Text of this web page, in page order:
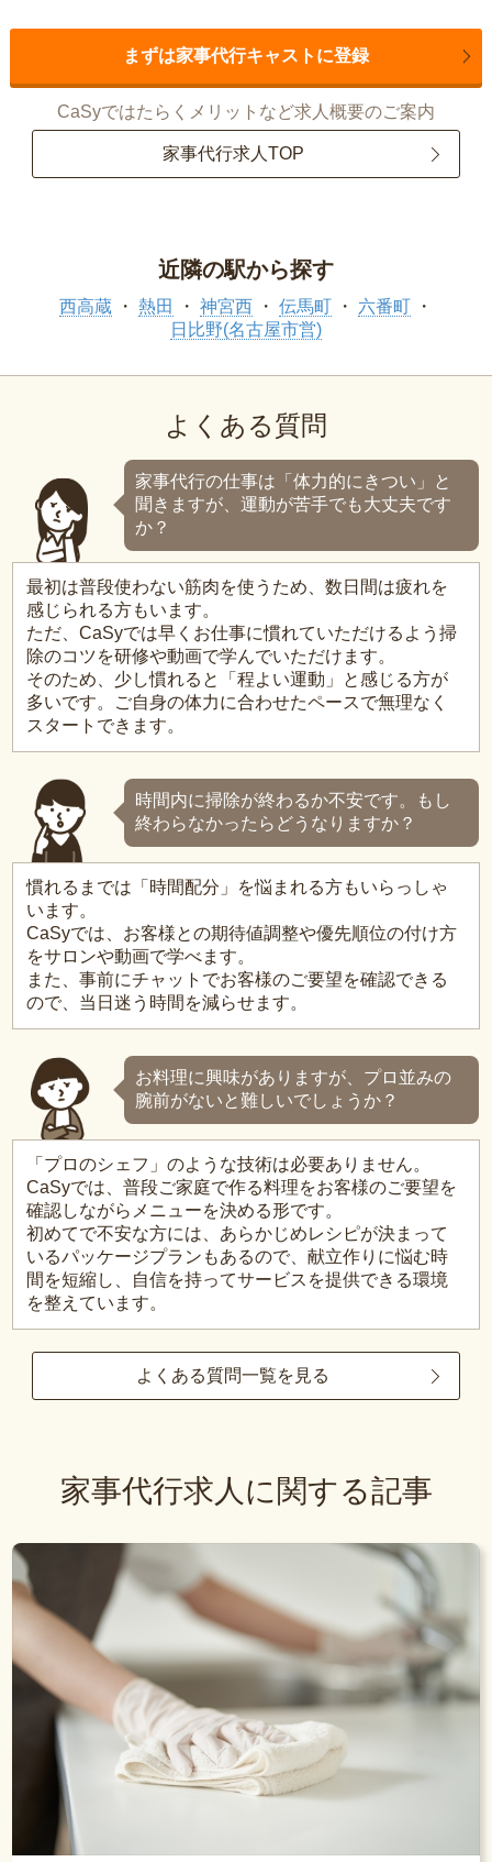
まずは家事代行キャストに登録
CaSyではたらくメリットなど求人概要のご案内
家事代行求人TOP
近隣の駅から探す
西高蔵 熱田 神宮西 伝馬町
六番町
日比野(名古屋市営)
よくある質問
家事代行の仕事は「体力的にきつい」と
聞きますが、運動が苦手でも大丈夫です
か？
最初は普段使わない筋肉を使うため、数日間は疲れを
感じられる方もいます。
ただ、CaSyでは早くお仕事に慣れていただけるよう掃
除のコツを研修や動画で学んでいただけます。
そのため、少し慣れると「程よい運動」と感じる方が
多いです。ご自身の体力に合わせたペースで無理なく
スタートできます。
時間内に掃除が終わるか不安です。もし
終わらなかったらどうなりますか？
慣れるまでは「時間配分」を悩まれる方もいらっしゃ
います。
CaSyでは、お客様との期待値調整や優先順位の付け方
をサロンや動画で学べます。
また、事前にチャットでお客様のご要望を確認できる
ので、当日迷う時間を減らせます。
お料理に興味がありますが、プロ並みの
腕前がないと難しいでしょうか？
「プロのシェフ」のような技術は必要ありません。
CaSyでは、普段ご家庭で作る料理をお客様のご要望を
確認しながらメニューを決める形です。
初めてで不安な方には、あらかじめレシピが決まって
いるパッケージプランもあるので、献立作りに悩む時
間を短縮し、自信を持ってサービスを提供できる環境
を整えています。
よくある質問一覧を見る
家事代行求人に関する記事